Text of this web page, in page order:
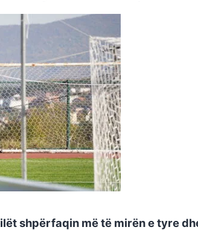
shpërfaqin më të mirën e tyre